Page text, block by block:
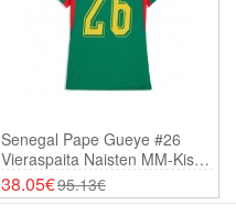
Senegal Pape Gueye #26
Vieraspaita Naisten MM-Kisat
2026 Lyhythihainen
38.05€95.13€